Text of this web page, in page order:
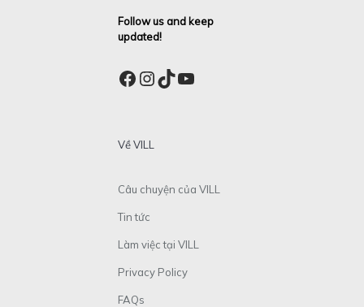
Follow us and keep
updated!
Facebook
Instagram
TikTok
YouTube
Về VILL
Câu chuyện của VILL
Tin tức
Làm việc tại VILL
Privacy Policy
FAQs